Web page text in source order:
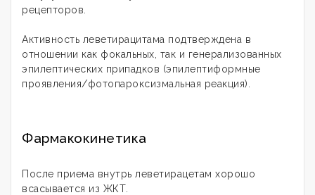
рецепторов.
Активность леветирацитама подтверждена в
отношении как фокальных, так и генерализованных
эпилептических припадков (эпилептиформные
проявления/фотопароксизмальная реакция).
Фармакокинетика
После приема внутрь леветирацетам хорошо
всасывается из ЖКТ.